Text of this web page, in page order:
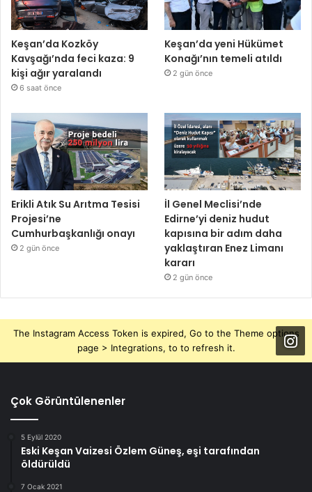
Keşan’da Kozköy
Kavşağı’nda feci kaza: 9
kişi ağır yaralandı
6 saat önce
Keşan’da yeni Hükümet
Konağı’nın temeli atıldı
2 gün önce
Erikli Atık Su Arıtma Tesisi
Projesi’ne
Cumhurbaşkanlığı onayı
2 gün önce
İl Genel Meclisi’nde
Edirne’yi deniz hudut
kapısına bir adım daha
yaklaştıran Enez Limanı
kararı
2 gün önce
The Instagram Access Token is expired, Go to the Theme options
page > Integrations, to to refresh it.
Çok Görüntülenenler
5 Eylül 2020
Eski Keşan Vaizesi Özlem Güneş, eşi tarafından
öldürüldü
7 Ocak 2021